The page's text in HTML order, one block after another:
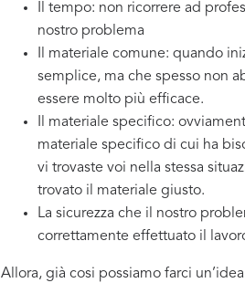
Il tempo: non ricorrere ad
nostro problema
Il materiale comune: quando
semplice, ma che spesso non
essere molto più efficace.
Il materiale specifico:
materiale specifico di cui ha
vi trovaste voi nella stessa
trovato il materiale giusto.
La sicurezza che il nostro
correttamente effettuato il
Allora, già cosi possiamo farci